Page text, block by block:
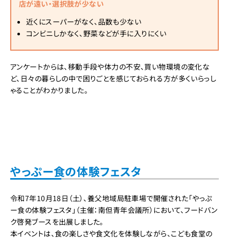
店が遠い・選択肢が少ない
近くにスーパーがなく、品数も少ない
コンビニしかなく、野菜などが手に入りにくい
アンケートからは、移動手段や体力の不安、買い物環境の変化な
ど、日々の暮らしの中で困りごとを感じておられる方が多くいらっし
ゃることがわかりました。
やっぷー食の体験フェスタ
令和7年10月18日（土）、養父地域局駐車場で開催された「やっぷ
ー食の体験フェスタ」（主催：南但青年会議所）において、フードバン
ク啓発ブースを出展しました。
本イベントは、食の楽しさや食文化を体験しながら、こども食堂の